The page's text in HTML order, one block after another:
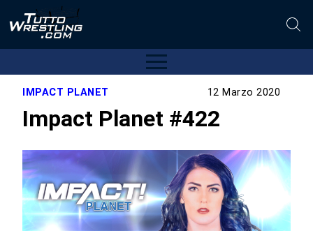
IMPACT PLANET 12 Marzo 2020
Impact Planet #422